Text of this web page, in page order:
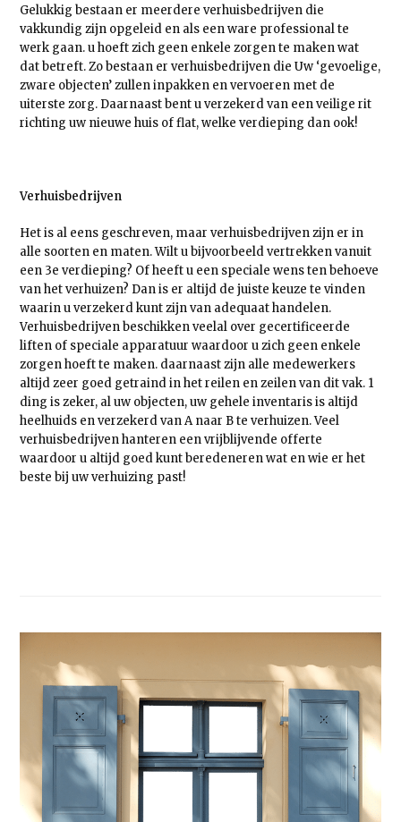
Gelukkig bestaan er meerdere verhuisbedrijven die
vakkundig zijn opgeleid en als een ware professional te
werk gaan. u hoeft zich geen enkele zorgen te maken wat
dat betreft. Zo bestaan er verhuisbedrijven die Uw ‘gevoelige,
zware objecten’ zullen inpakken en vervoeren met de
uiterste zorg. Daarnaast bent u verzekerd van een veilige rit
richting uw nieuwe huis of flat, welke verdieping dan ook!
Verhuisbedrijven
Het is al eens geschreven, maar verhuisbedrijven zijn er in
alle soorten en maten. Wilt u bijvoorbeeld vertrekken vanuit
een 3e verdieping? Of heeft u een speciale wens ten behoeve
van het verhuizen? Dan is er altijd de juiste keuze te vinden
waarin u verzekerd kunt zijn van adequaat handelen.
Verhuisbedrijven beschikken veelal over gecertificeerde
liften of speciale apparatuur waardoor u zich geen enkele
zorgen hoeft te maken. daarnaast zijn alle medewerkers
altijd zeer goed getraind in het reilen en zeilen van dit vak. 1
ding is zeker, al uw objecten, uw gehele inventaris is altijd
heelhuids en verzekerd van A naar B te verhuizen. Veel
verhuisbedrijven hanteren een vrijblijvende offerte
waardoor u altijd goed kunt beredeneren wat en wie er het
beste bij uw verhuizing past!